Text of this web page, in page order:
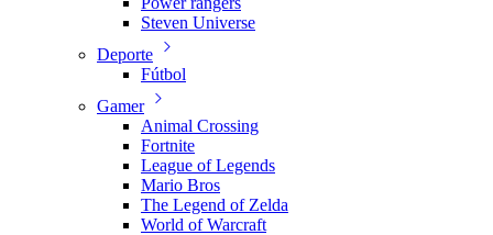
Steven Universe
Deporte
Fútbol
Gamer
Animal Crossing
Fortnite
League of Legends
Mario Bros
The Legend of Zelda
World of Warcraft